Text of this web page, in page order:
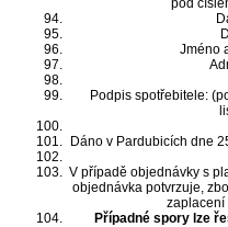
pod
Jméno
Podpis spotřebitele:
Dáno v Pardubicích dne
V případě objednávky s
objednávka potvrzuje,
zaplacení
Případné spory lze